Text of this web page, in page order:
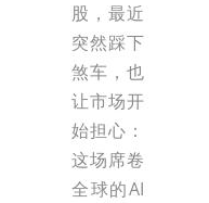
股，最近
突然踩下
煞车，也
让市场开
始担心：
这场席卷
全球的AI